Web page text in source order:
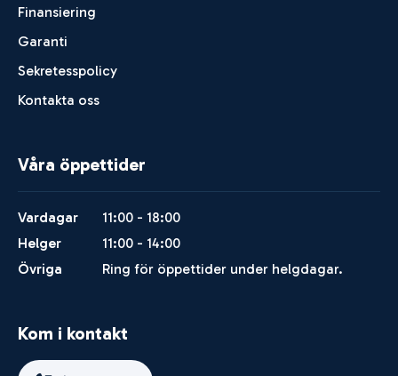
Finansiering
Garanti
Sekretesspolicy
Kontakta oss
Våra öppettider
Vardagar
11:00 - 18:00
Helger
11:00 - 14:00
Övriga
Ring för öppettider under helgdagar.
Kom i kontakt